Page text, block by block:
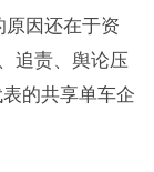
原因还在于资
追责、舆论压
的共享单车企